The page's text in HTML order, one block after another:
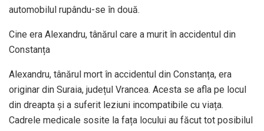
automobilul rupându-se în două.
Cine era Alexandru, tânărul care a murit în accidentul din
Constanța
Alexandru, tânărul mort în accidentul din Constanța, era
originar din Suraia, județul Vrancea. Acesta se afla pe locul
din dreapta și a suferit leziuni incompatibile cu viața.
Cadrele medicale sosite la fața locului au făcut tot posibilul